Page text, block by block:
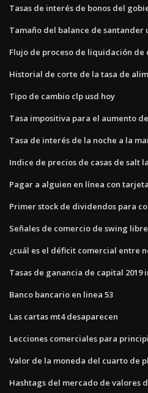
Tasas de interés de bonos del
Tamaño del balance de santander
Flujo de proceso de liquidación de
Historial de corte de la tasa de
Tipo de cambio clp usd hoy
Tasa impositiva para el aumento
Tasa de interés de la noche a la
Indice de precios de casas de salt
Pagar a alguien en línea con
Primer stock de dividendos para
Señales de comercio de swing libre
¿cuál es el déficit comercial entre
Tasas de ganancia de capital 2019
Banco bancario en linea 53
Las cartas mt4 desaparecen
Lecciones comerciales para
Valor de la moneda del cuarto de
Hashtags del mercado de valores